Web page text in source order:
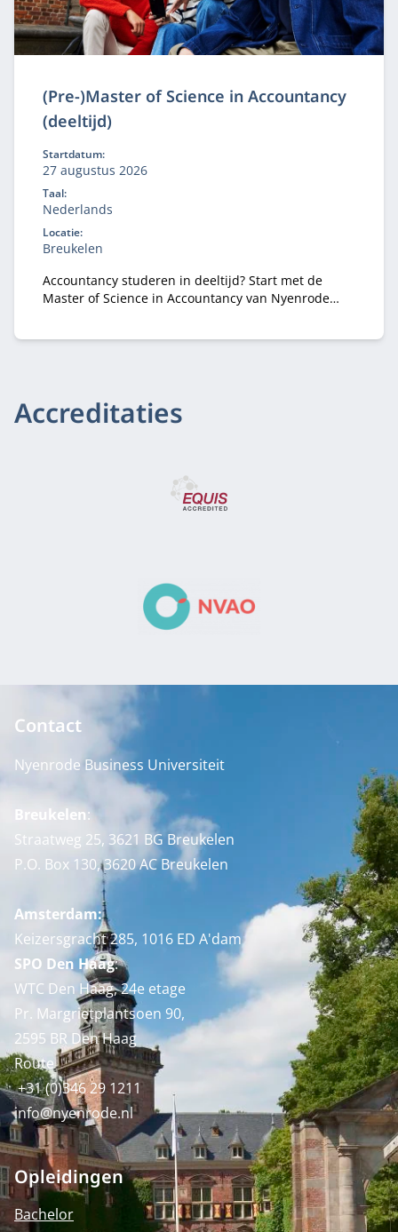
(Pre-)Master of Science in Accountancy
(deeltijd)
Startdatum:
27 augustus 2026
Taal:
Nederlands
Locatie:
Breukelen
Accountancy studeren in deeltijd? Start met de
Master of Science in Accountancy van Nyenrode
Accreditaties
Contact
Nyenrode Business Universiteit
Breukelen:
Straatweg 25, 3621 BG Breukelen
P.O. Box 130, 3620 AC Breukelen
Amsterdam:
Keizersgracht 285, 1016 ED A'dam
SPO Den Haag:
WTC Den Haag, 24e etage
Pr. Margrietplantsoen 90,
2595 BR Den Haag
Route
+31 (0)346 29 1211
info@nyenrode.nl
Opleidingen
Bachelor